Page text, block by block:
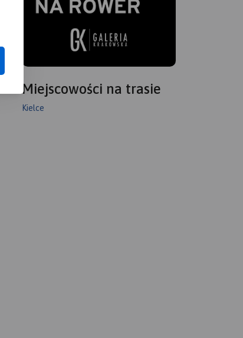
Miejscowości na trasie
Kielce